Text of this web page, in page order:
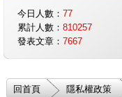
童關懷協會
台北市學習障礙者家長協
會
中華民國癌友新生命協
台灣創價學會
今日人數： 77
累計人數： 810257
發表文章： 7667
回首頁 隱私權政策